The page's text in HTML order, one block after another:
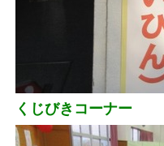
くじびきコーナー